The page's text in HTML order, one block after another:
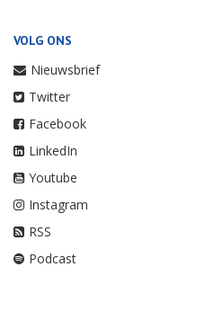
VOLG ONS
Nieuwsbrief
Twitter
Facebook
LinkedIn
Youtube
Instagram
RSS
Podcast